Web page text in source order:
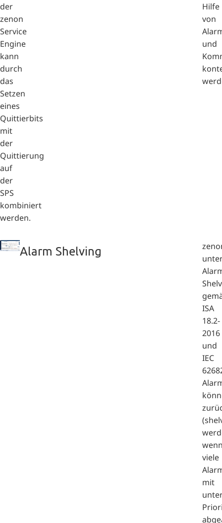
der
zenon
Service
Engine
kann
durch
das
Setzen
eines
Quittierbits
mit
der
Quittierung
auf
der
SPS
kombiniert
werden.
Hilfe
von
und
Alarm Shelving
ISA
18.2-
2016
und
IEC
viele
mit